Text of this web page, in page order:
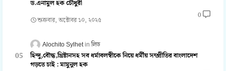
ড.এনামুল হক চৌধুরী
শুক্রবার, অক্টোবর ১০, ২০২৫
0
Alochito Sylhet লিড
হিন্দু,বৌদ্ধ,খ্রিষ্টানসহ সব ধর্মাবলম্বীকে নিয়ে ধর্মীয় সম্প্রীতির বাংলাদেশ
গড়তে চাই : মামুনুল হক